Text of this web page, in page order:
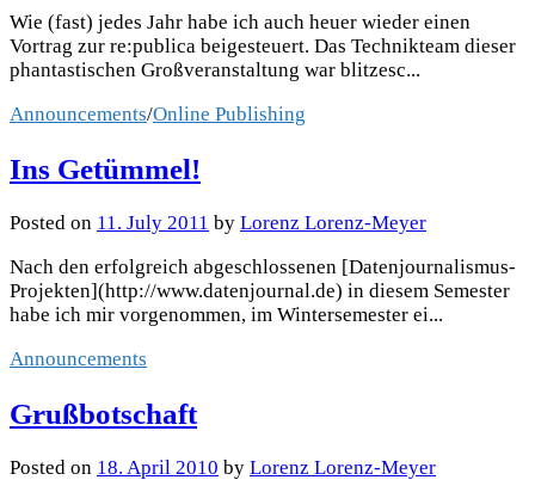
Wie (fast) jedes Jahr habe ich auch heuer wieder einen
Vortrag zur re:publica beigesteuert. Das Technikteam dieser
phantastischen Großveranstaltung war blitzesc...
Announcements/Online Publishing
Ins Getümmel!
Posted on 11. July 2011 by Lorenz Lorenz-Meyer
Nach den erfolgreich abgeschlossenen [Datenjournalismus-
Projekten](http://www.datenjournal.de) in diesem Semester
habe ich mir vorgenommen, im Wintersemester ei...
Announcements
Grußbotschaft
Posted on 18. April 2010 by Lorenz Lorenz-Meyer